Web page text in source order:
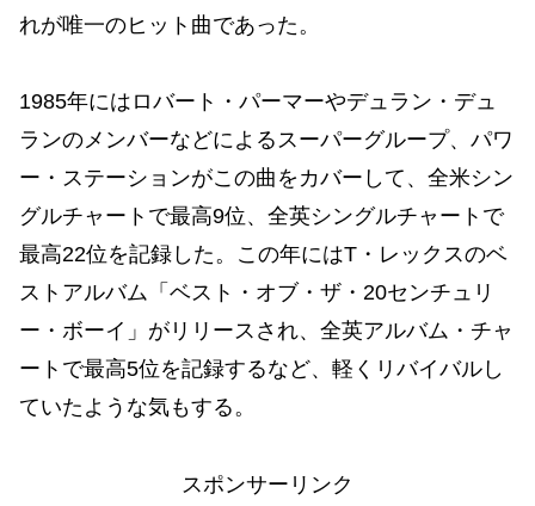
れが唯一のヒット曲であった。
1985年にはロバート・パーマーやデュラン・デュ
ランのメンバーなどによるスーパーグループ、パワ
ー・ステーションがこの曲をカバーして、全米シン
グルチャートで最高9位、全英シングルチャートで
最高22位を記録した。この年にはT・レックスのベ
ストアルバム「ベスト・オブ・ザ・20センチュリ
ー・ボーイ」がリリースされ、全英アルバム・チャ
ートで最高5位を記録するなど、軽くリバイバルし
ていたような気もする。
スポンサーリンク